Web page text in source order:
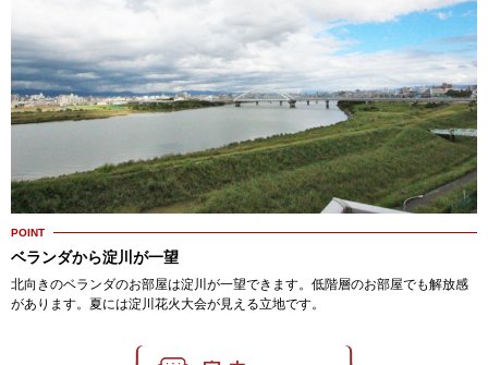
POINT
ベランダから淀川が一望
北向きのベランダのお部屋は淀川が一望できます。低階層のお部屋でも解放感
があります。夏には淀川花火大会が見える立地です。